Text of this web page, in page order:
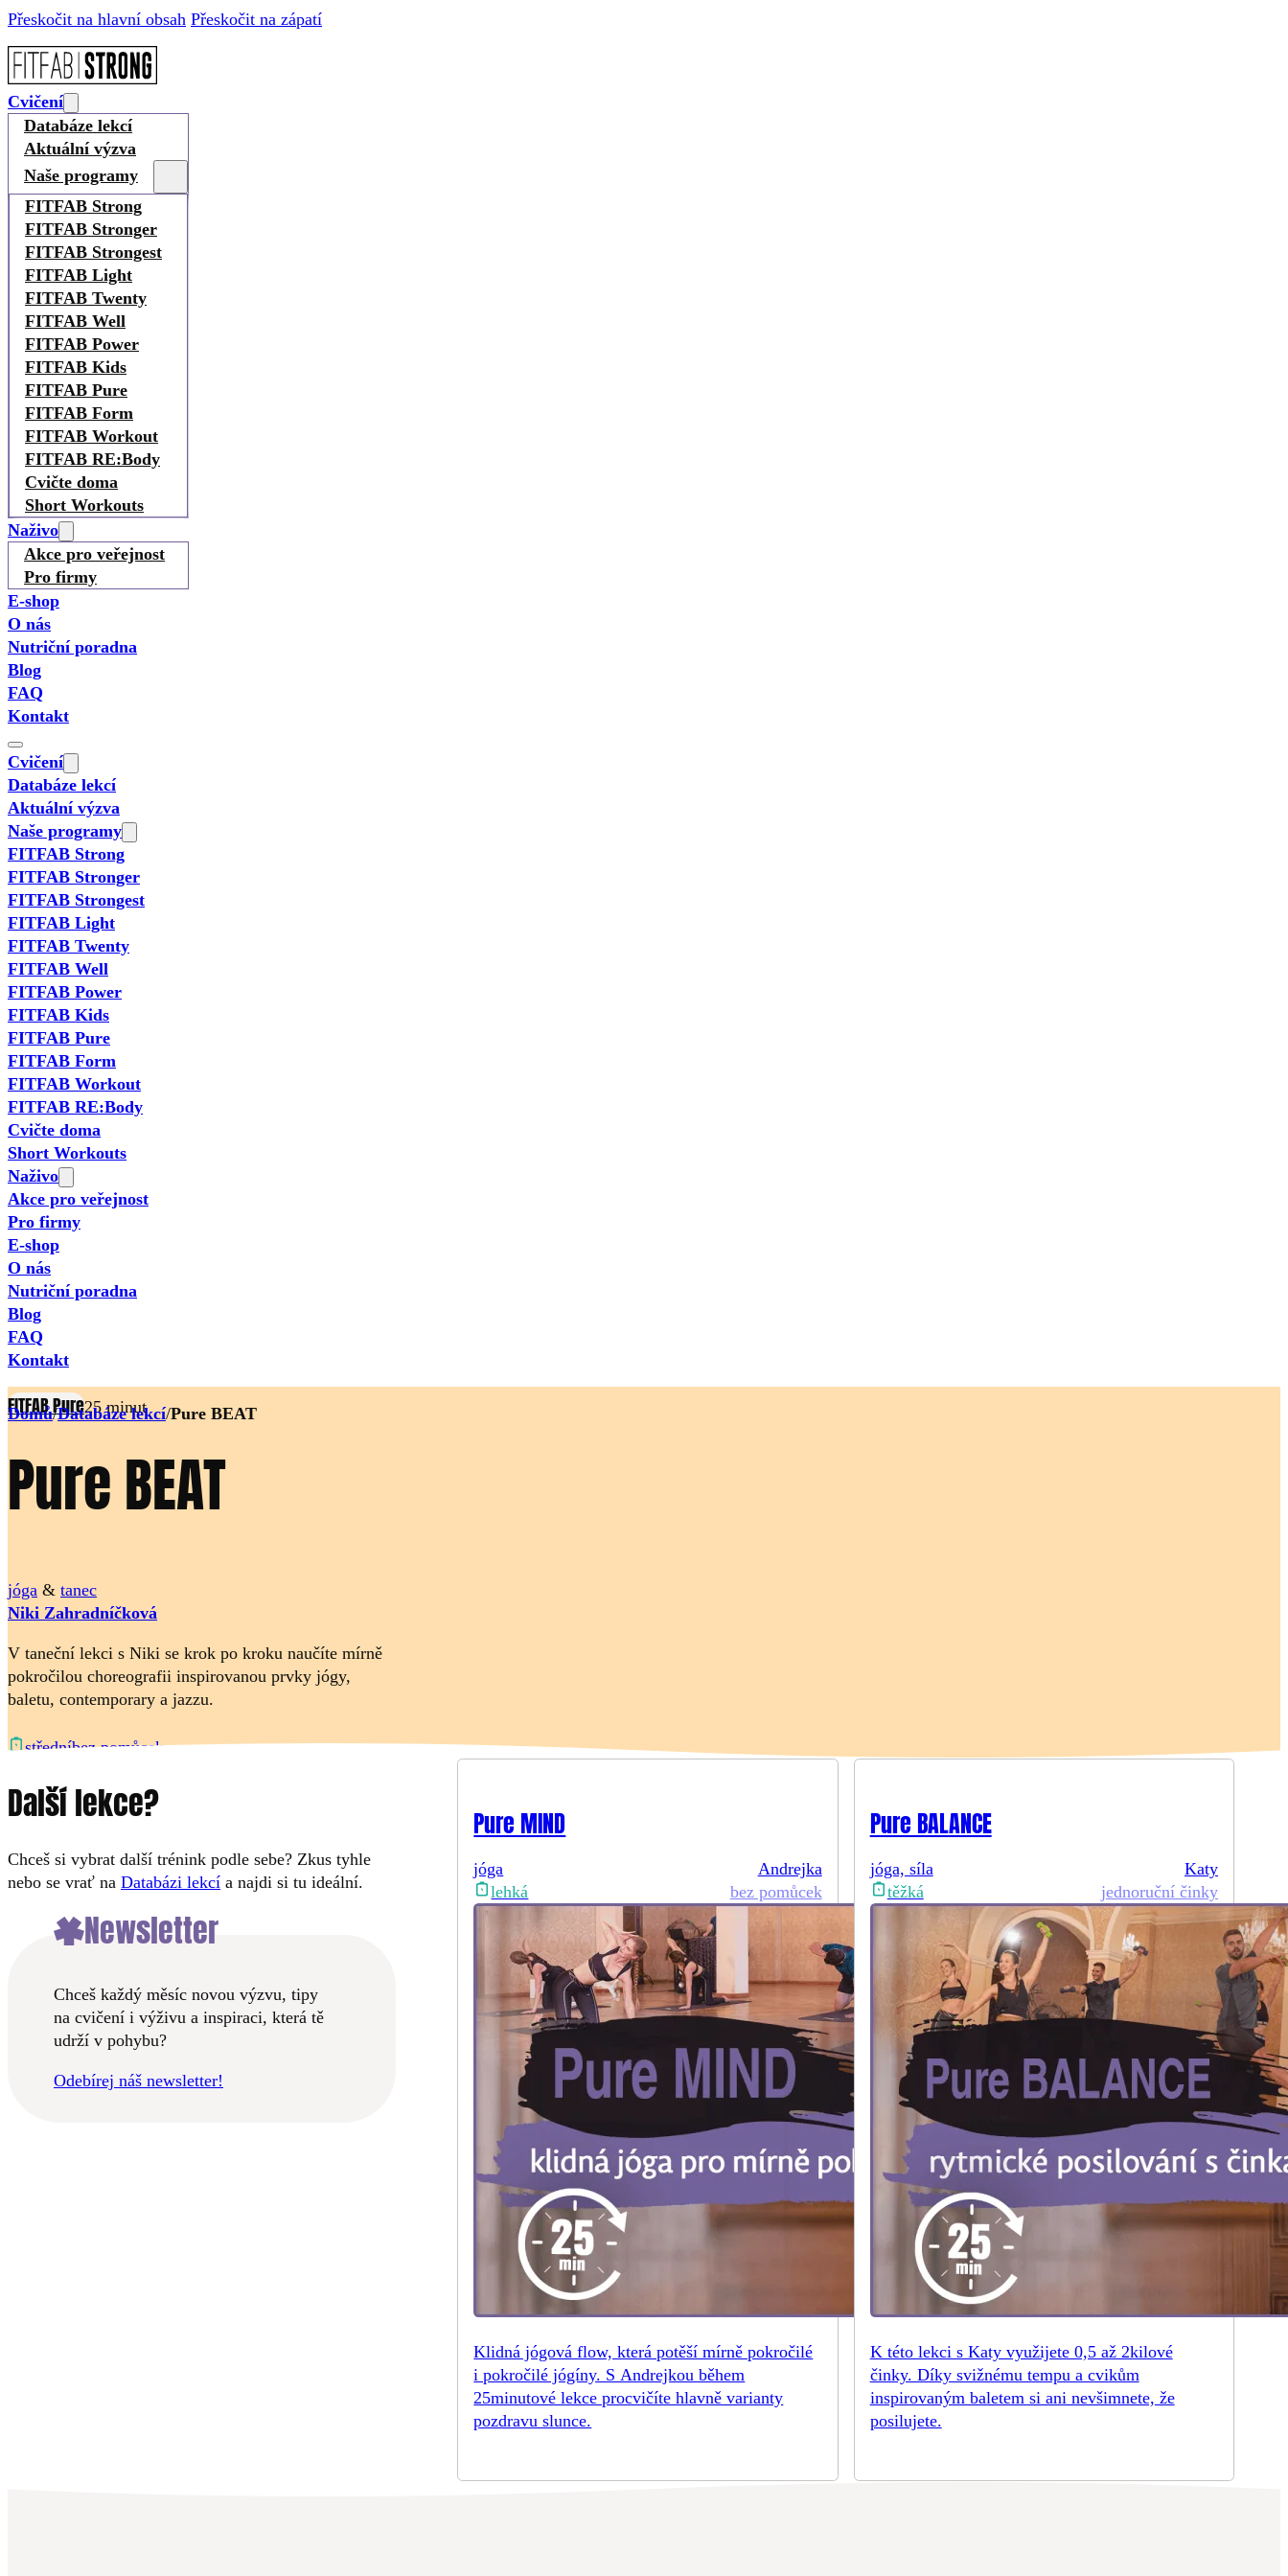
Přeskočit na hlavní obsah Přeskočit na zápatí
Cvičení
Databáze lekcí
Aktuální výzva
Naše programy
FITFAB Strong
FITFAB Stronger
FITFAB Strongest
FITFAB Light
FITFAB Twenty
FITFAB Well
FITFAB Power
FITFAB Kids
FITFAB Pure
FITFAB Form
FITFAB Workout
FITFAB RE:Body
Cvičte doma
Short Workouts
Naživo
Akce pro veřejnost
Pro firmy
E-shop
O nás
Nutriční poradna
Blog
FAQ
Kontakt
Cvičení
Databáze lekcí
Aktuální výzva
Naše programy
FITFAB Strong
FITFAB Stronger
FITFAB Strongest
FITFAB Light
FITFAB Twenty
FITFAB Well
FITFAB Power
FITFAB Kids
FITFAB Pure
FITFAB Form
FITFAB Workout
FITFAB RE:Body
Cvičte doma
Short Workouts
Naživo
Akce pro veřejnost
Pro firmy
E-shop
O nás
Nutriční poradna
Blog
FAQ
Kontakt
Domů/Databáze lekcí/Pure BEAT
FITFAB Pure25 minut
Pure BEAT
jóga & tanec
Niki Zahradníčková
V taneční lekci s Niki se krok po kroku naučíte mírně
pokročilou choreografii inspirovanou prvky jógy,
baletu, contemporary a jazzu.
středníbez pomůcek
Další lekce?
Chceš si vybrat další trénink podle sebe? Zkus tyhle
nebo se vrať na Databázi lekcí a najdi si tu ideální.
Newsletter
Chceš každý měsíc novou výzvu, tipy
na cvičení i výživu a inspiraci, která tě
udrží v pohybu?
Odebírej náš newsletter!
Pure MIND
jóga
lehká
Andrejka
bez pomůcek
Klidná jógová flow, která potěší mírně pokročilé
i pokročilé jógíny. S Andrejkou během
25minutové lekce procvičíte hlavně varianty
pozdravu slunce.
Pure BALANCE
jóga, síla
těžká
Katy
jednoruční činky
K této lekci s Katy využijete 0,5 až 2kilové
činky. Díky svižnému tempu a cvikům
inspirovaným baletem si ani nevšimnete, že
posilujete.